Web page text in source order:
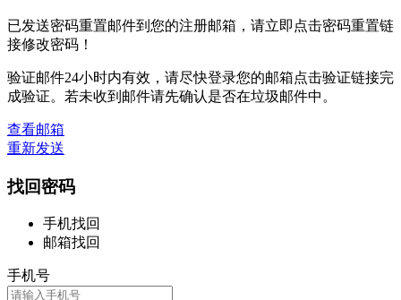
已发送密码重置邮件到您的注册邮箱，请立即点击密码重置链
接修改密码！
验证邮件24小时内有效，请尽快登录您的邮箱点击验证链接完
成验证。若未收到邮件请先确认是否在垃圾邮件中。
查看邮箱
重新发送
找回密码
手机找回
邮箱找回
手机号